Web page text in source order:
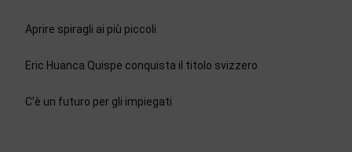
Aprire spiragli ai più piccoli
Eric Huanca Quispe conquista il titolo svizzero
C’è un futuro per gli impiegati